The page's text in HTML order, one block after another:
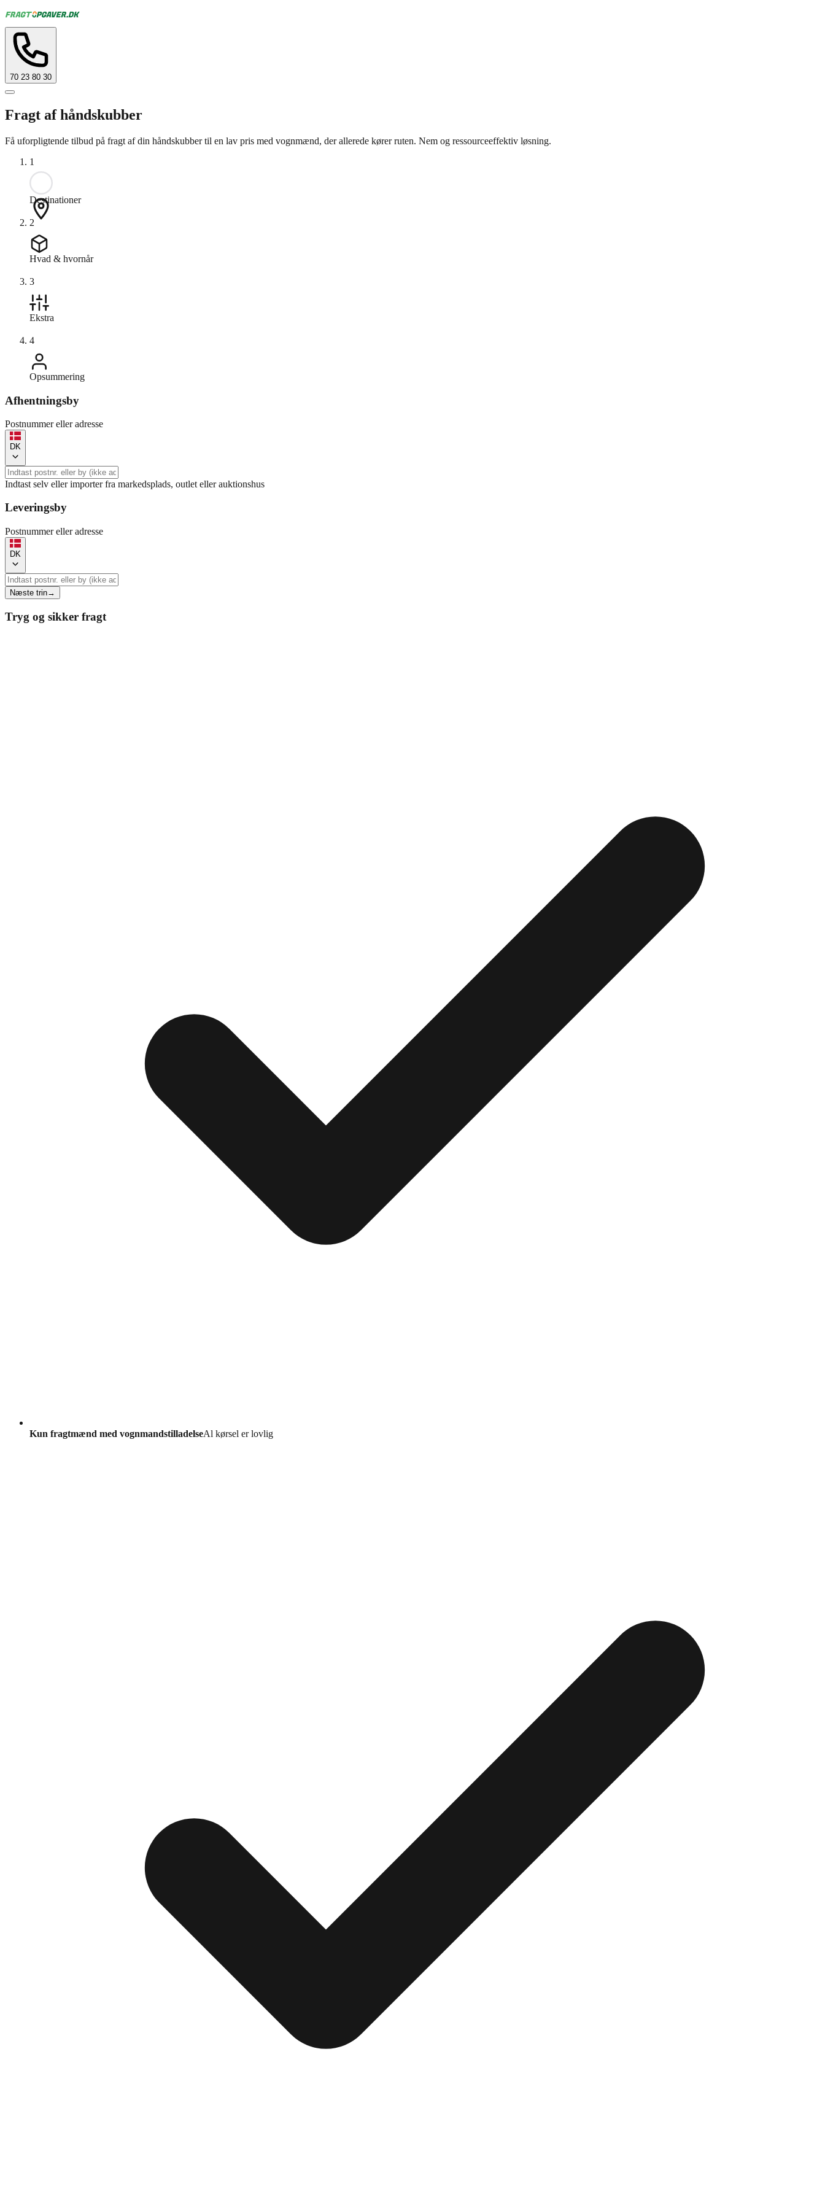
70 23 80 30
Fragt af håndskubber
Få uforpligtende tilbud på fragt af din håndskubber til en lav pris med vognmænd, der allerede kører ruten. Nem og ressourceeffektiv løsning.
1
Destinationer
2
Hvad & hvornår
3
Ekstra
4
Opsummering
Afhentningsby
Postnummer eller adresse
DK
Indtast selv eller importer fra markedsplads, outlet eller auktionshus
Leveringsby
Postnummer eller adresse
DK
Næste trin→
Tryg og sikker fragt
Kun fragtmænd med vognmandstilladelseAl kørsel er lovlig